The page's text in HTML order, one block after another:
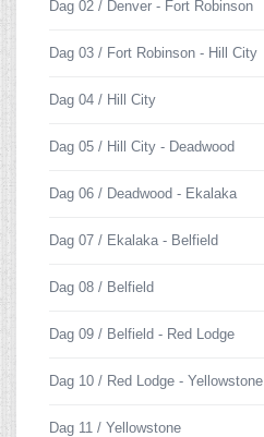
Dag 02 / Denver - Fort Robinson
Dag 03 / Fort Robinson - Hill City
Dag 04 / Hill City
Dag 05 / Hill City - Deadwood
Dag 06 / Deadwood - Ekalaka
Dag 07 / Ekalaka - Belfield
Dag 08 / Belfield
Dag 09 / Belfield - Red Lodge
Dag 10 / Red Lodge - Yellowstone
Dag 11 / Yellowstone